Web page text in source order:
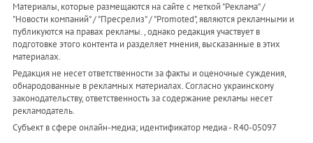
Материалы, которые размещаются на сайте с меткой "Реклама" /
"Новости компаний" / "Пресрелиз" / "Promoted", являются рекламными и
публикуются на правах рекламы. , однако редакция участвует в
подготовке этого контента и разделяет мнения, высказанные в этих
материалах.
Редакция не несет ответственности за факты и оценочные суждения,
обнародованные в рекламных материалах. Согласно украинскому
законодательству, ответственность за содержание рекламы несет
рекламодатель.
Субъект в сфере онлайн-медиа; идентификатор медиа - R40-05097